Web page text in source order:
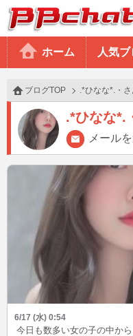
BBchatTV
ホーム 人気
ブログTOP .*ひなな*.・
.*ひなな*.
メール
6/17 (水) 0:54
今日も数多い女の子の中か